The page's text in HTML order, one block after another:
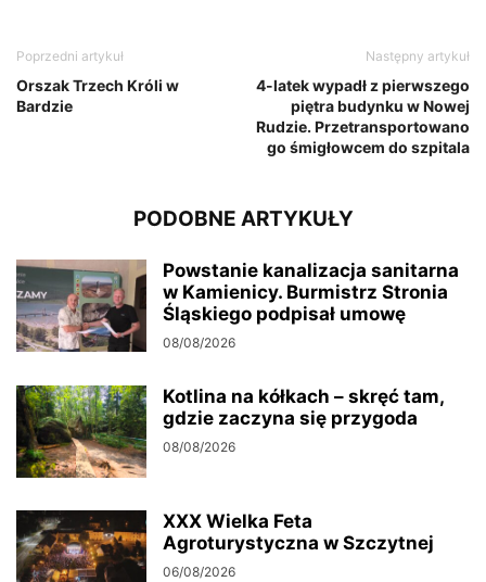
Poprzedni artykuł
Orszak Trzech Króli w
Bardzie
Następny artykuł
4-latek wypadł z pierwszego
piętra budynku w Nowej
Rudzie. Przetransportowano
go śmigłowcem do szpitala
PODOBNE ARTYKUŁY
Powstanie kanalizacja sanitarna
w Kamienicy. Burmistrz Stronia
Śląskiego podpisał umowę
08/08/2026
Kotlina na kółkach – skręć tam,
gdzie zaczyna się przygoda
08/08/2026
XXX Wielka Feta
Agroturystyczna w Szczytnej
06/08/2026